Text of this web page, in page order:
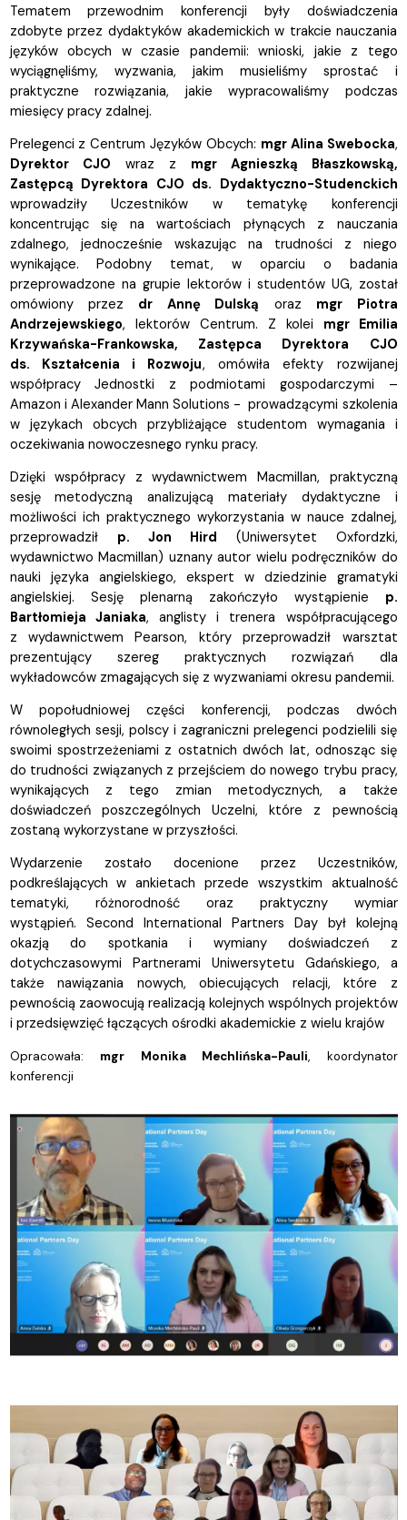
Tematem przewodnim konferencji były doświadczenia
zdobyte przez dydaktyków akademickich w trakcie nauczania
języków obcych w czasie pandemii: wnioski, jakie z tego
wyciągnęliśmy, wyzwania, jakim musieliśmy sprostać i
praktyczne rozwiązania, jakie wypracowaliśmy podczas
miesięcy pracy zdalnej.
Prelegenci z Centrum Języków Obcych: mgr Alina Swebocka,
Dyrektor CJO wraz z mgr Agnieszką Błaszkowską,
Zastępcą Dyrektora CJO ds. Dydaktyczno-Studenckich
wprowadziły Uczestników w tematykę konferencji
koncentrując się na wartościach płynących z nauczania
zdalnego, jednocześnie wskazując na trudności z niego
wynikające. Podobny temat, w oparciu o badania
przeprowadzone na grupie lektorów i studentów UG, został
omówiony przez dr Annę Dulską oraz mgr Piotra
Andrzejewskiego, lektorów Centrum. Z kolei mgr Emilia
Krzywańska-Frankowska, Zastępca Dyrektora CJO
ds. Kształcenia i Rozwoju, omówiła efekty rozwijanej
współpracy Jednostki z podmiotami gospodarczymi –
Amazon i Alexander Mann Solutions - prowadzącymi szkolenia
w językach obcych przybliżające studentom wymagania i
oczekiwania nowoczesnego rynku pracy.
Dzięki współpracy z wydawnictwem Macmillan, praktyczną
sesję metodyczną analizującą materiały dydaktyczne i
możliwości ich praktycznego wykorzystania w nauce zdalnej,
przeprowadził p. Jon Hird (Uniwersytet Oxfordzki,
wydawnictwo Macmillan) uznany autor wielu podręczników do
nauki języka angielskiego, ekspert w dziedzinie gramatyki
angielskiej. Sesję plenarną zakończyło wystąpienie p.
Bartłomieja Janiaka, anglisty i trenera współpracującego
z wydawnictwem Pearson, który przeprowadził warsztat
prezentujący szereg praktycznych rozwiązań dla
wykładowców zmagających się z wyzwaniami okresu pandemii.
W popołudniowej części konferencji, podczas dwóch
równoległych sesji, polscy i zagraniczni prelegenci podzielili się
swoimi spostrzeżeniami z ostatnich dwóch lat, odnosząc się
do trudności związanych z przejściem do nowego trybu pracy,
wynikających z tego zmian metodycznych, a także
doświadczeń poszczególnych Uczelni, które z pewnością
zostaną wykorzystane w przyszłości.
Wydarzenie zostało docenione przez Uczestników,
podkreślających w ankietach przede wszystkim aktualność
tematyki, różnorodność oraz praktyczny wymiar
wystąpień. Second International Partners Day był kolejną
okazją do spotkania i wymiany doświadczeń z
dotychczasowymi Partnerami Uniwersytetu Gdańskiego, a
także nawiązania nowych, obiecujących relacji, które z
pewnością zaowocują realizacją kolejnych wspólnych projektów
i przedsięwzięć łączących ośrodki akademickie z wielu krajów
Opracowała: mgr Monika Mechlińska-Pauli, koordynator
konferencji